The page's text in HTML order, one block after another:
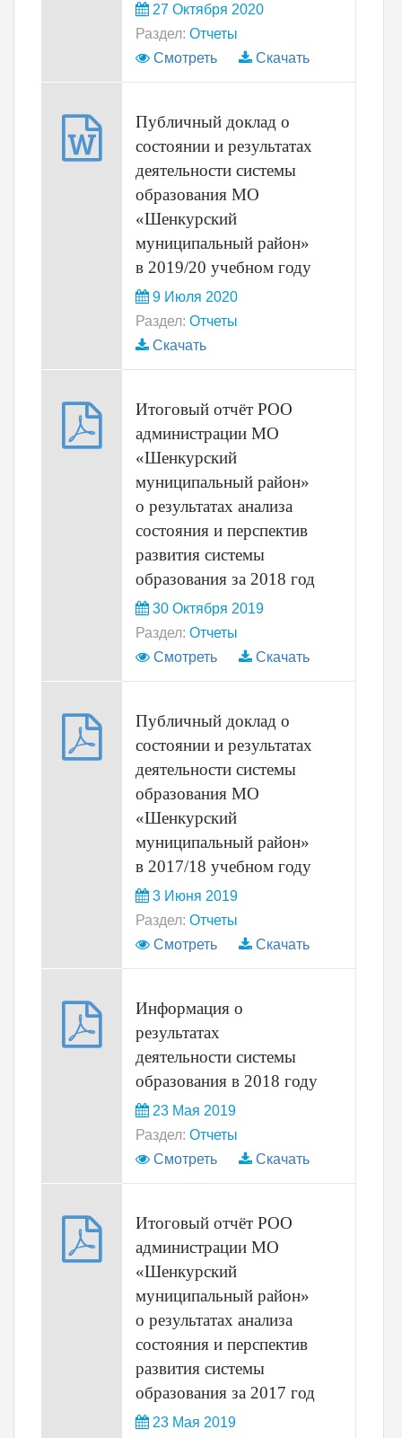
27 Октября 2020
Раздел: Отчеты
Смотреть
Скачать
Публичный доклад о
состоянии и результатах
деятельности системы
образования МО
«Шенкурский
муниципальный район»
в 2019/20 учебном году
9 Июля 2020
Раздел: Отчеты
Скачать
Итоговый отчёт РОО
администрации МО
«Шенкурский
муниципальный район»
о результатах анализа
состояния и перспектив
развития системы
образования за 2018 год
30 Октября 2019
Раздел: Отчеты
Смотреть
Скачать
Публичный доклад о
состоянии и результатах
деятельности системы
образования МО
«Шенкурский
муниципальный район»
в 2017/18 учебном году
3 Июня 2019
Раздел: Отчеты
Смотреть
Скачать
Информация о
результатах
деятельности системы
образования в 2018 году
23 Мая 2019
Раздел: Отчеты
Смотреть
Скачать
Итоговый отчёт РОО
администрации МО
«Шенкурский
муниципальный район»
о результатах анализа
состояния и перспектив
развития системы
образования за 2017 год
23 Мая 2019